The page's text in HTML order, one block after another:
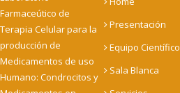
Farmaceútico de
Terapia Celular para la
producción de
Medicamentos de uso
Humano: Condrocitos y
Presentación
Equipo Científico
Sala Blanca